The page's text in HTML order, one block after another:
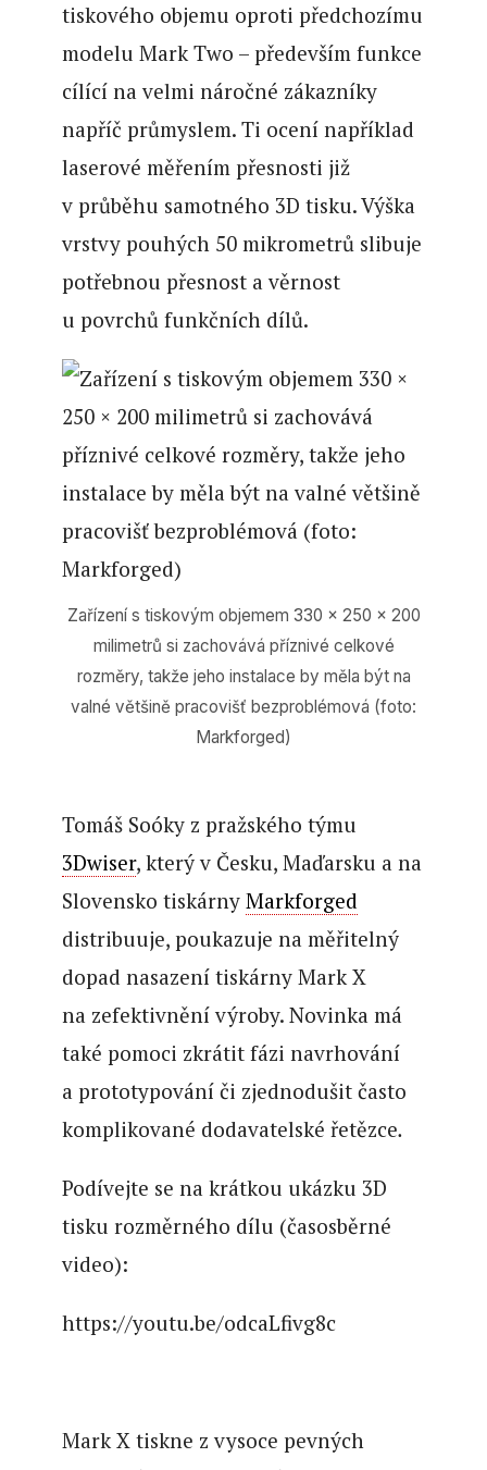
tiskového objemu oproti předchozímu
modelu Mark Two – především funkce
cílící na velmi náročné zákazníky
napříč průmyslem. Ti ocení například
laserové měřením přesnosti již
v průběhu samotného 3D tisku. Výška
vrstvy pouhých 50 mikrometrů slibuje
potřebnou přesnost a věrnost
u povrchů funkčních dílů.
Zařízení s tiskovým objemem 330 × 250 × 200
milimetrů si zachovává příznivé celkové
rozměry, takže jeho instalace by měla být na
valné většině pracovišť bezproblémová (foto:
Markforged)
Tomáš Soóky z pražského týmu
3Dwiser, který v Česku, Maďarsku a na
Slovensko tiskárny Markforged
distribuuje, poukazuje na měřitelný
dopad nasazení tiskárny Mark X
na zefektivnění výroby. Novinka má
také pomoci zkrátit fázi navrhování
a prototypování či zjednodušit často
komplikované dodavatelské řetězce.
Podívejte se na krátkou ukázku 3D
tisku rozměrného dílu (časosběrné
video):
https://youtu.be/odcaLfivg8c
Mark X tiskne z vysoce pevných